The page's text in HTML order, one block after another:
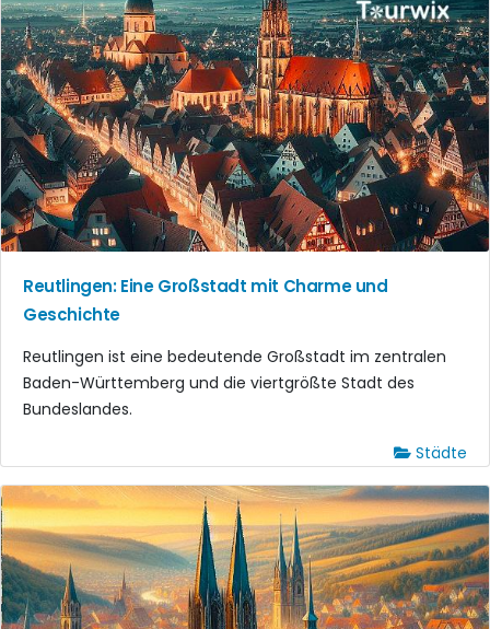
Reutlingen: Eine Großstadt mit Charme und
Geschichte
Reutlingen ist eine bedeutende Großstadt im zentralen
Baden-Württemberg und die viertgrößte Stadt des
Bundeslandes.
Städte